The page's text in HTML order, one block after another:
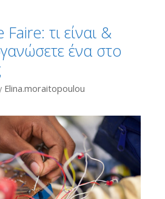
τι είναι &
ένα στο
Elina.moraitopoulou